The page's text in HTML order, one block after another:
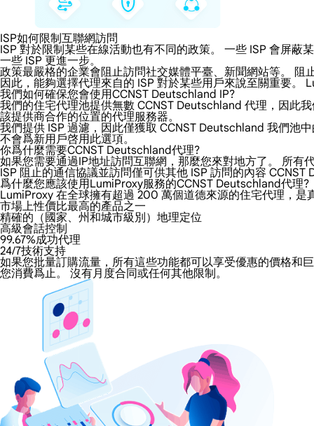
ISP如何限制互聯網訪問
ISP 對於限制某些在線活動也有不同的政策。 一些 ISP 會屏
一些 ISP 更進一步。
政策最嚴格的企業會阻止訪問社交媒體平臺、新聞網站等。
因此，能夠選擇代理來自的 ISP 對於某些用戶來說至關重要
我們如何確保您會使用CCNST Deutschland IP?
我們的住宅代理池提供無數 CCNST Deutschland 代理，因此
該提供商合作的位置的代理服務器。
我們提供 ISP 過濾，因此僅獲取 CCNST Deutschland 我們池
不會爲新用戶啓用此選項。
你爲什麼需要CCNST Deutschland代理?
如果您需要通過IP地址訪問互聯網，那麼您來對地方了。 所有
ISP 阻止的通信協議並訪問僅可供其他 ISP 訪問的內容 CCNST
爲什麼您應該使用LumiProxy服務的CCNST Deutschland代理?
LumiProxy 在全球擁有超過 200 萬個道德來源的住宅代理，
市場上性價比最高的產品之一
精確的（國家、州和城市級別）地理定位
高級會話控制
99.67%成功代理
24/7技術支持
如果您批量訂購流量，所有這些功能都可以享受優惠的價格和
您消費爲止。 沒有月度合同或任何其他限制。